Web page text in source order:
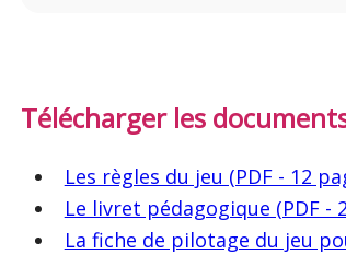
Télécharger les
Les règles du jeu (PDF - 12
Le livret pédagogique (PDF -
La fiche de pilotage du jeu